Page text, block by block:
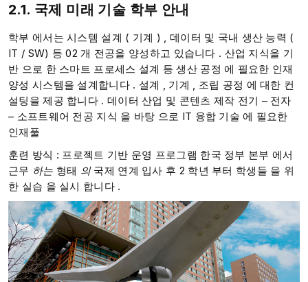
2.1. 국제 미래 기술 학부 안내
학부 에서는 시스템 설계 ( 기계 ) , 데이터 및 국내 생산 능력 (
IT / SW) 등 02 개 전공을 양성하고 있습니다 . 산업 지식을 기
반 으로 한 스마트 프로세스 설계 등 생산 공정 에 필요한 인재
양성 시스템을 설계합니다 . ​​​​​​​​​​​​​설계 , 기계 , 조립 공정 에 대한 컨
설팅을 제공 합니다 . 데이터 산업 및 콘텐츠 제작 전기 – 전자
– 소프트웨어 전공 지식 을 바탕 으로 IT 융합 기술 에 필요한
인재풀​​​​
훈련 방식 : 프로젝트 기반 운영 프로그램 한국 정부 본부 에서
근무 하는 형태 의 국제 연계​​​​​​​​​​​​​​​​​​ 입사 후 2 학년 부터 학생들 을 위
한 실습 을 실시 합니다 .​​​​